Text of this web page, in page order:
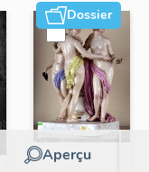
Dossier
Aperçu